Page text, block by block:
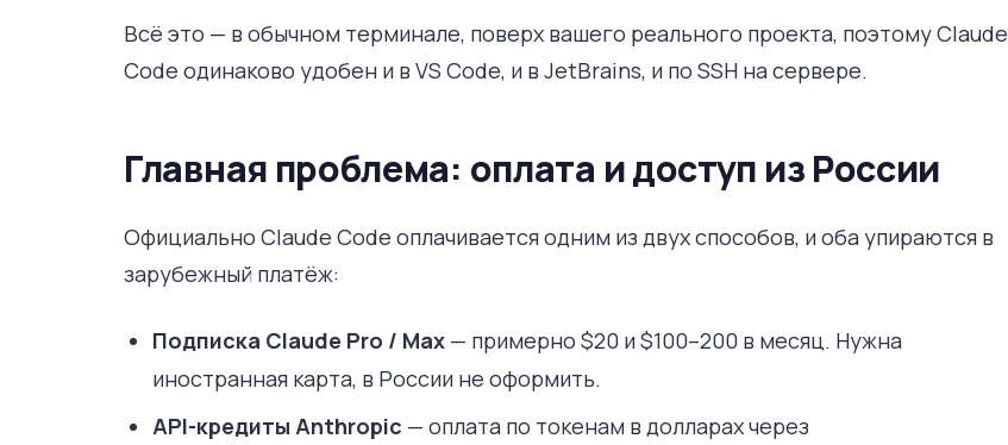
Всё это — в обычном терминале, поверх вашего реального проекта, поэтому Claude
Code одинаково удобен и в VS Code, и в JetBrains, и по SSH на сервере.
Главная проблема: оплата и доступ из России
Официально Claude Code оплачивается одним из двух способов, и оба упираются в
зарубежный платёж:
Подписка Claude Pro / Max — примерно $20 и $100–200 в месяц. Нужна
иностранная карта, в России не оформить.
API-кредиты Anthropic — оплата по токенам в долларах через